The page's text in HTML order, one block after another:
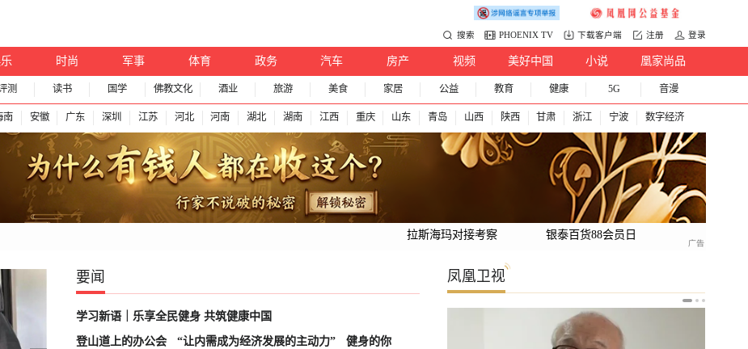
搜索 PHOENIX TV 下载客户端 注册 登录
时尚 军事 体育 政务 汽车 房产 视频 美好中国 小说 凰家尚品
测 读书 国学 佛教文化 酒业 旅游 美食 家居 公益 教育 健康 5G 音漫
南 安徽 广东 深圳 江苏 河北 河南 湖北 湖南 江西 重庆 山东 青岛 山西 陕西 甘肃 浙江 宁波 数字经济
拉斯海玛对接考察 银泰百货88会员日
要闻
学习新语｜乐享全民健身 共筑健康中国
登山道上的办公会
“让内需成为经济发展的主动力” 健身的你
凤凰卫视